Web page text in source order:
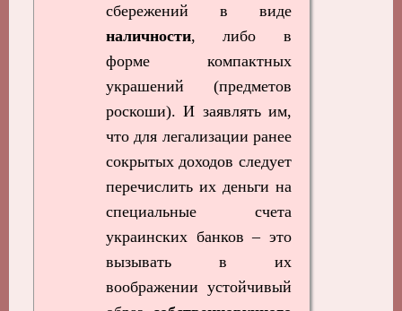
сбережений в виде
наличности, либо в
форме компактных
украшений (предметов
роскоши). И заявлять им,
что для легализации ранее
сокрытых доходов следует
перечислить их деньги на
специальные счета
украинских банков – это
вызывать в их
воображении устойчивый